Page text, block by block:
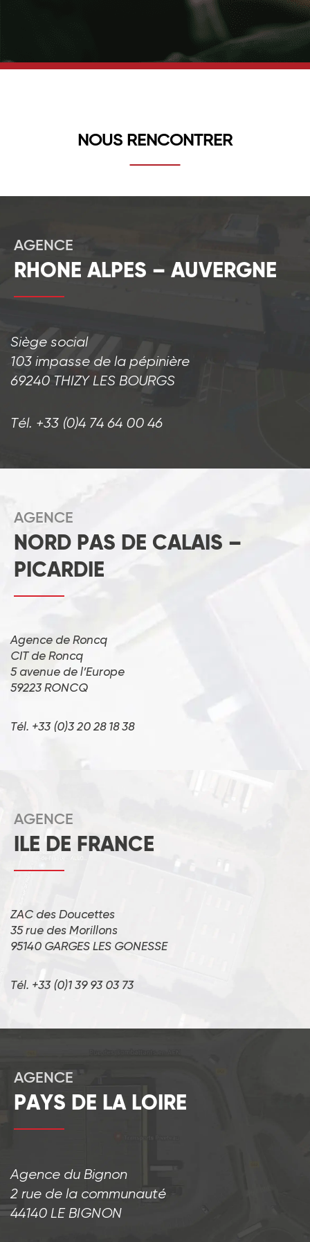
NOUS RENCONTRER
AGENCE
RHONE ALPES – AUVERGNE
Siège social
103 impasse de la pépinière
69240 THIZY LES BOURGS
Tél. +33 (0)4 74 64 00 46
AGENCE
NORD PAS DE CALAIS –
PICARDIE
Agence de Roncq
CIT de Roncq
5 avenue de l’Europe
59223 RONCQ
Tél. +33 (0)3 20 28 18 38
AGENCE
ILE DE FRANCE
ZAC des Doucettes
35 rue des Morillons
95140 GARGES LES GONESSE
Tél. +33 (0)1 39 93 03 73
AGENCE
PAYS DE LA LOIRE
Agence du Bignon
2 rue de la communauté
44140 LE BIGNON